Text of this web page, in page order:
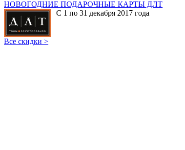
НОВОГОДНИЕ ПОДАРОЧНЫЕ КАРТЫ ДЛТ
С 1 по 31 декабря 2017 года
Все скидки >